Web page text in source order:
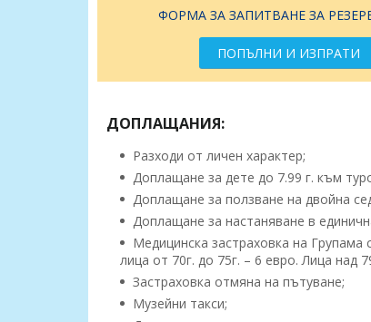
ФОРМА ЗА ЗАПИТВАНЕ ЗА
ПОПЪЛНИ И ИЗПРАТИ
ДОПЛАЩАНИЯ:
Разходи от личен характер;
Доплащане за дете до 7.99 г. към
Доплащане за ползване на двойна
Доплащане за настаняване в
Медицинска застраховка на Групама
лица от 70г. до 75г. – 6 евро. Лица над
Застраховка отмяна на пътуване;
Музейни такси;